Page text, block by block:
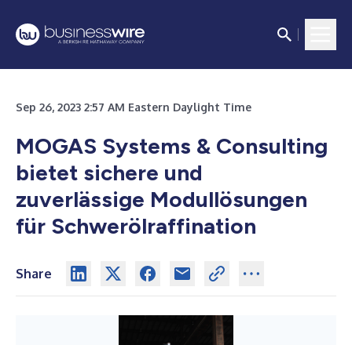
Sep 26, 2023 2:57 AM Eastern Daylight Time
MOGAS Systems & Consulting
bietet sichere und
zuverlässige Modullösungen
für Schwerölraffination
Share